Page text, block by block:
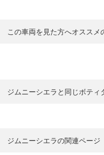
この車両を見た方へオスス
ジムニーシエラと同じボティ
ジムニーシエラの関連ページ